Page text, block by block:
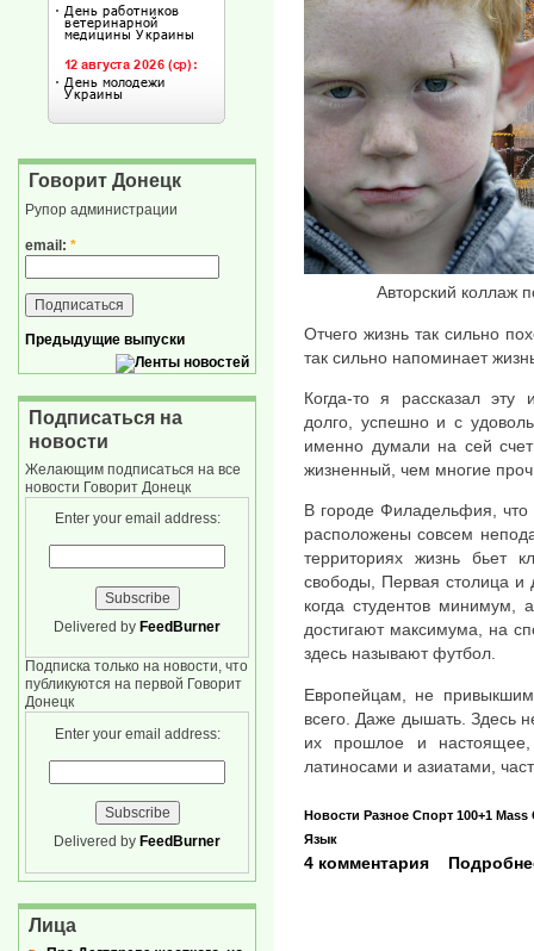
Авторский коллаж
Отчего жизнь так сильно
так сильно напоминает
Когда-то я рассказал эту
долго, успешно и с
именно думали на сей
жизненный, чем многие
В городе Филадельфия, что
расположены совсем
территориях жизнь бьет
свободы, Первая столица
когда студентов минимум,
достигают максимума, на
здесь называют футбол.
Европейцам, не
всего. Даже дышать. Здесь
их прошлое и
латиносами и азиатами,
Новости Разное Спорт 100+1 Mass
Язык
4 комментария
Говорит Донецк
Рупор администрации
email: *
Предыдущие выпуски
Подписаться на
новости
Желающим подписаться на все
новости Говорит Донецк
Enter your email address:
Delivered by FeedBurner
Подписка только на новости, что
публикуются на первой Говорит
Донецк
Enter your email address:
Delivered by FeedBurner
Лица